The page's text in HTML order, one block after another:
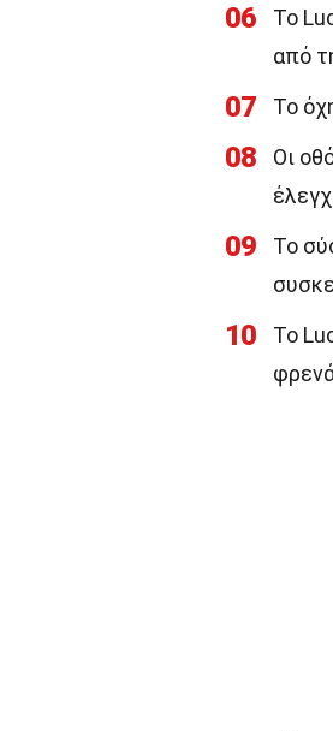
06
Το
από
07 Το
08
Οι
09
Το
10
Το